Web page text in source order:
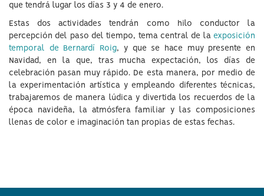
que tendrá lugar los días 3 y 4 de enero.
Estas dos actividades tendrán como hilo conductor la
percepción del paso del tiempo, tema central de la exposición
temporal de Bernardí Roig, y que se hace muy presente en
Navidad, en la que, tras mucha expectación, los días de
celebración pasan muy rápido. De esta manera, por medio de
la experimentación artística y empleando diferentes técnicas,
trabajaremos de manera lúdica y divertida los recuerdos de la
época navideña, la atmósfera familiar y las composiciones
llenas de color e imaginación tan propias de estas fechas.